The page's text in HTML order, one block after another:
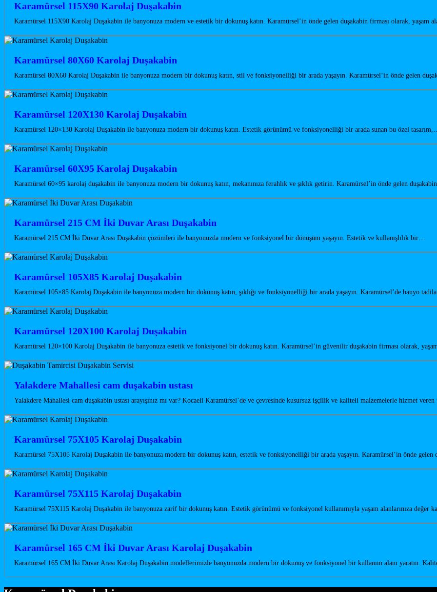
Karamürsel 115X90 Karolaj Duşakabin
Karamürsel 115X90 Karolaj Duşakabin ile banyonuza modern ve estetik bir dokunuş katın. Karamürsel’in önde gelen duşakabin firması olarak, yaşam
Karamürsel 80X60 Karolaj Duşakabin
Karamürsel 80X60 Karolaj Duşakabin ile banyonuza modern bir dokunuş katın, stil ve fonksiyonelliği bir arada yaşayın. Karamürsel’in önde gelen
Karamürsel 120X130 Karolaj Duşakabin
Karamürsel 120×130 Karolaj Duşakabin ile banyonuza modern bir dokunuş katın. Estetik görünümü ve fonksiyonelliği bir arada sunan bu özel
Karamürsel 60X95 Karolaj Duşakabin
Karamürsel 60×95 karolaj duşakabin ile banyonuza modern bir dokunuş katın, mekanınıza ferahlık ve şıklık getirin. Karamürsel’in önde gelen
Karamürsel 215 CM İki Duvar Arası Duşakabin
Karamürsel 215 CM İki Duvar Arası Duşakabin çözümleri ile banyonuzda modern ve fonksiyonel bir dönüşüm yaşayın. Estetik ve kullanışlılık bir…
Karamürsel 105X85 Karolaj Duşakabin
Karamürsel 105×85 Karolaj Duşakabin ile banyonuza modern bir dokunuş katın, şıklığı ve fonksiyonelliği bir arada yaşayın. Karamürsel’de banyo
Karamürsel 120X100 Karolaj Duşakabin
Karamürsel 120×100 Karolaj Duşakabin ile banyonuza estetik ve fonksiyonel bir dokunuş katın. Karamürsel’in güvenilir duşakabin firması olarak,
Yalakdere Mahallesi cam duşakabin ustası
Yalakdere Mahallesi cam duşakabin ustası arayışınız mı var? Kocaeli Karamürsel’de ve çevresinde kusursuz işçilik ve kaliteli malzemelerle hizmet
Karamürsel 75X105 Karolaj Duşakabin
Karamürsel 75X105 Karolaj Duşakabin ile banyonuza modern bir dokunuş katın, estetik ve fonksiyonelliği bir arada yaşayın. Karamürsel’in önde gelen
Karamürsel 75X115 Karolaj Duşakabin
Karamürsel 75X115 Karolaj Duşakabin ile banyonuza zarif bir dokunuş katın. Estetik görünümü ve fonksiyonel kullanımıyla yaşam alanlarınıza değer
Karamürsel 165 CM İki Duvar Arası Karolaj Duşakabin
Karamürsel 165 CM İki Duvar Arası Karolaj Duşakabin modellerimizle banyonuzda modern bir dokunuş ve fonksiyonel bir kullanım alanı yaratın.